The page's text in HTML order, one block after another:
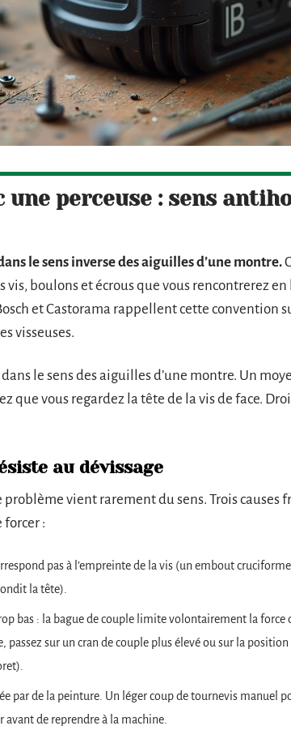
une perceuse : sens
le sens inverse des aiguilles d’une montre.
vis, boulons et écrous que vous rencontrerez
et Castorama rappellent cette convention
visseuses.
dans le sens des aiguilles d’une montre. Un
que vous regardez la tête de la vis de face.
au dévissage
problème vient rarement du sens. Trois
forcer :
pas à l’empreinte de la vis (un embout
la tête).
bas : la bague de couple limite volontairement la force
passez sur un cran de couple plus élevé ou sur la
par de la peinture. Un léger coup de tournevis manuel
de reprendre à la machine.